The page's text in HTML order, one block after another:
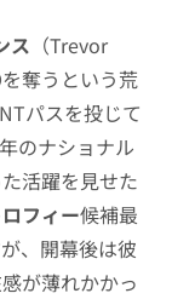
ス （Trevor
奪うという荒
パスを投じて
のナショナル
活躍を見せた
フィー候補最
、開幕後は彼
が薄れかかっ